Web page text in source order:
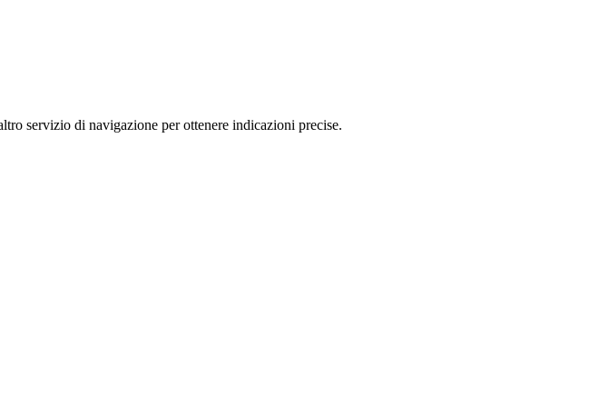
servizio di navigazione per ottenere indicazioni precise.